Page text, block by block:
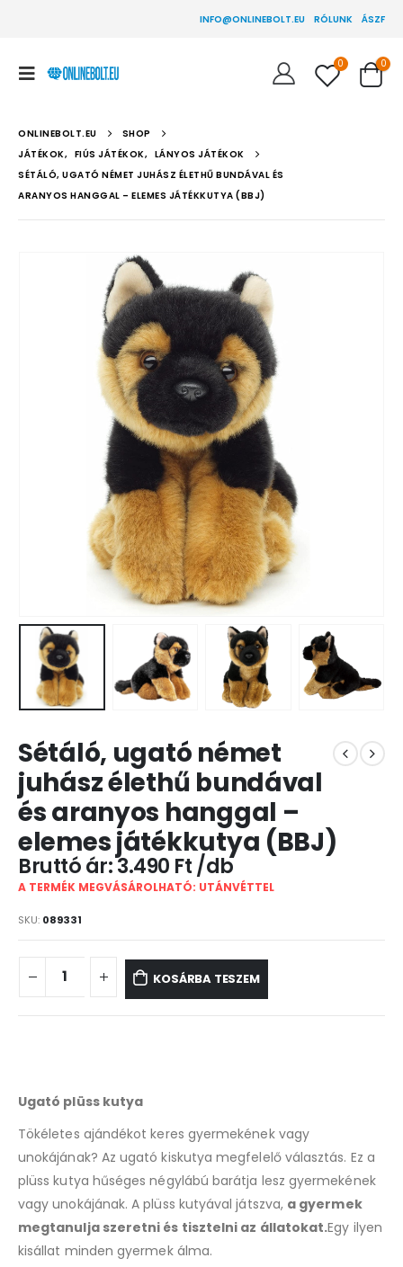
INFO@ONLINEBOLT.EU RÓLUNK ÁSZF
0 0
ONLINEBOLT.EU
SHOP
JÁTÉKOK, FIÚS JÁTÉKOK, LÁNYOS JÁTÉKOK
SÉTÁLÓ, UGATÓ NÉMET JUHÁSZ ÉLETHŰ BUNDÁVAL ÉS
ARANYOS HANGGAL – ELEMES JÁTÉKKUTYA (BBJ)
Sétáló, ugató német
juhász élethű bundával
és aranyos hanggal –
elemes játékkutya (BBJ)
3.490 Ft
A TERMÉK MEGVÁSÁROLHATÓ: UTÁNVÉTTEL
SKU: 089331
KOSÁRBA TESZEM
Ugató plüss kutya
Tökéletes ajándékot keres gyermekének vagy
unokájának? Az ugató kiskutya megfelelő választás. Ez a
plüss kutya hűséges négylábú barátja lesz gyermekének
vagy unokájának. A plüss kutyával játszva, a gyermek
megtanulja szeretni és tisztelni az állatokat.Egy ilyen
kisállat minden gyermek álma.